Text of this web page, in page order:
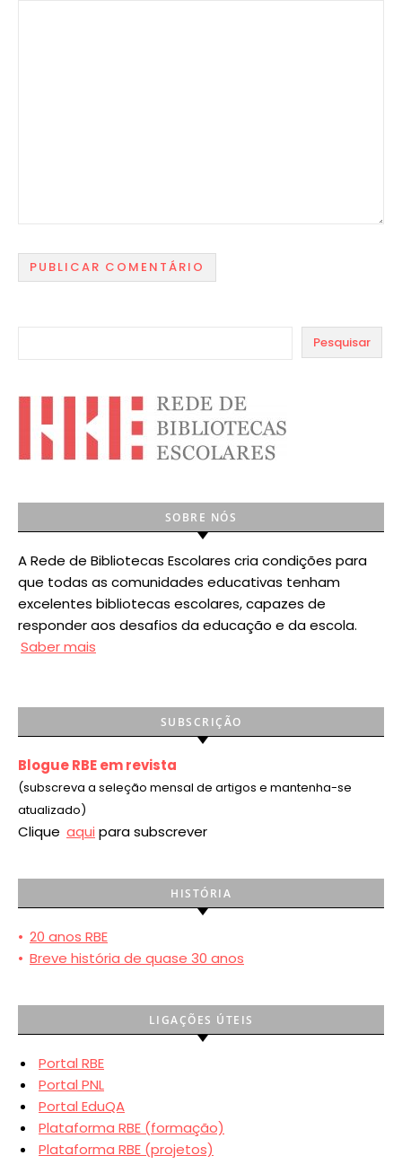
Pesquisar
SOBRE NÓS
A Rede de Bibliotecas Escolares cria condições para
que todas as comunidades educativas tenham
excelentes bibliotecas escolares, capazes de
responder aos desafios da educação e da escola.
Saber mais
SUBSCRIÇÃO
Blogue RBE em revista
(subscreva a seleção mensal de artigos e mantenha-se
atualizado)
Clique aqui para subscrever
HISTÓRIA
• 20 anos RBE
• Breve história de quase 30 anos
LIGAÇÕES ÚTEIS
Portal RBE
Portal PNL
Portal EduQA
Plataforma RBE (formação)
Plataforma RBE (projetos)